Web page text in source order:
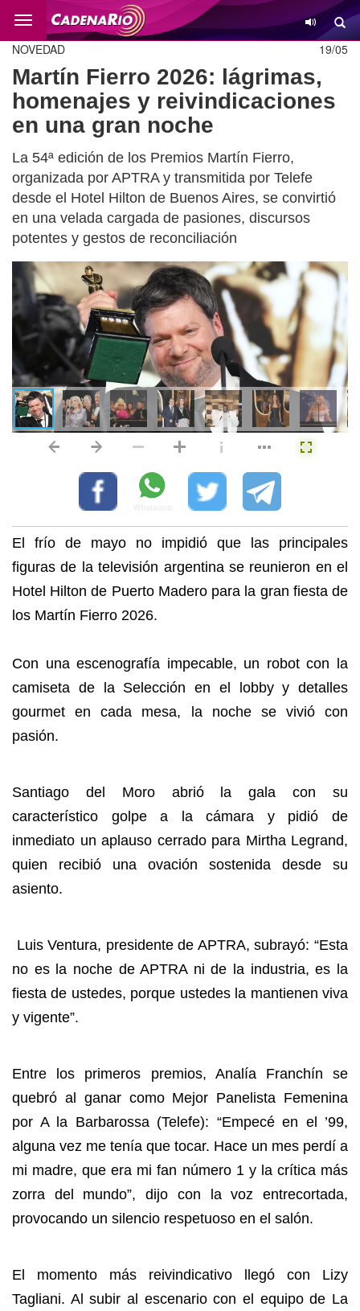
Cambio
19/05
NOVEDAD
Martín Fierro 2026: lágrimas,
homenajes y reivindicaciones
en una gran noche
La 54ª edición de los Premios Martín Fierro,
organizada por APTRA y transmitida por Telefe
desde el Hotel Hilton de Buenos Aires, se convirtió
en una velada cargada de pasiones, discursos
potentes y gestos de reconciliación
El frío de mayo no impidió que las principales
figuras de la televisión argentina se reunieron en el
Hotel Hilton de Puerto Madero para la gran fiesta de
los Martín Fierro 2026.
Con una escenografía impecable, un robot con la
camiseta de la Selección en el lobby y detalles
gourmet en cada mesa, la noche se vivió con
pasión.
Santiago del Moro abrió la gala con su
característico golpe a la cámara y pidió de
inmediato un aplauso cerrado para Mirtha Legrand,
quien recibió una ovación sostenida desde su
asiento.
Luis Ventura, presidente de APTRA, subrayó: “Esta
no es la noche de APTRA ni de la industria, es la
fiesta de ustedes, porque ustedes la mantienen viva
y vigente”.
Entre los primeros premios, Analía Franchín se
quebró al ganar como Mejor Panelista Femenina
por A la Barbarossa (Telefe): “Empecé en el ’99,
alguna vez me tenía que tocar. Hace un mes perdí a
mi madre, que era mi fan número 1 y la crítica más
zorra del mundo”, dijo con la voz entrecortada,
provocando un silencio respetuoso en el salón.
El momento más reivindicativo llegó con Lizy
Tagliani. Al subir al escenario con el equipo de La